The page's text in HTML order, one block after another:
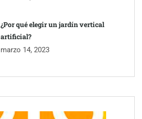
¿Por qué elegir un jardín vertical
artificial?
marzo 14, 2023